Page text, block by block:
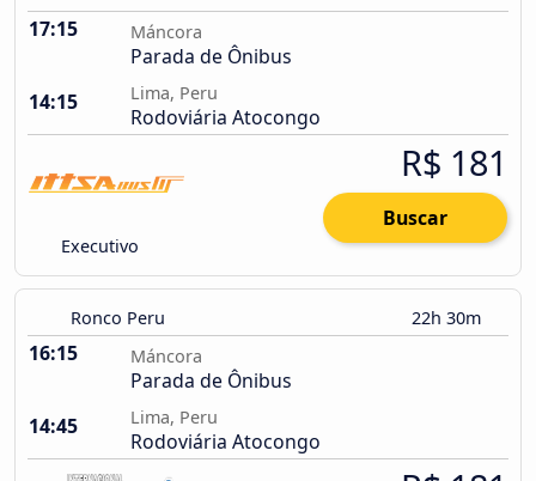
17:15 Máncora
Parada de Ônibus
14:15
Lima, Peru
Rodoviária Atocongo
Executivo
R$ 181
Buscar
Ronco Peru 22h 30m
16:15 Máncora
Parada de Ônibus
14:45
Lima, Peru
Rodoviária Atocongo